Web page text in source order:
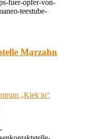
fuer-opfer-von-
teestube-
Marzahn
„Kiek in“